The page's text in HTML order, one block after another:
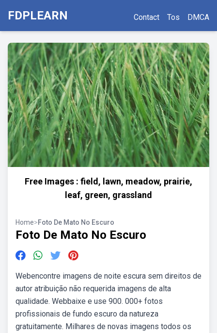
FDPLEARN Contact Tos DMCA
Free Images : field, lawn, meadow, prairie,
leaf, green, grassland
Home>Foto De Mato No Escuro
Foto De Mato No Escuro
Webencontre imagens de noite escura sem direitos de
autor atribuição não requerida imagens de alta
qualidade. Webbaixe e use 900. 000+ fotos
profissionais de fundo escuro da natureza
gratuitamente. Milhares de novas imagens todos os